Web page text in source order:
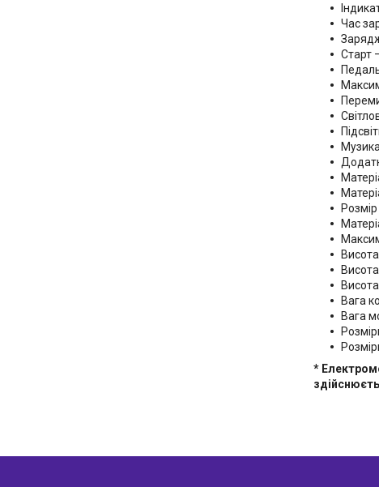
Час
Старт
Вага
Вага
*